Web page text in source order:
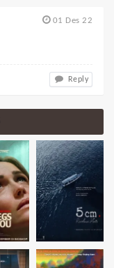
01 Des 22
Reply